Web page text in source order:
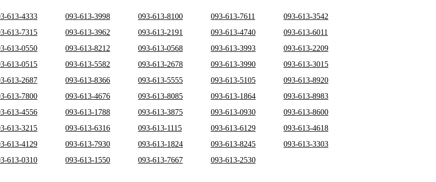
613-4333 093-613-3998 093-613-8100 093-613-7611
093-613-3542
613-7315
093-613-3962 093-613-2191 093-613-4740
093-613-6011
613-0550
093-613-8212 093-613-0568 093-613-3993
093-613-2209
613-0515
093-613-5582 093-613-2678 093-613-3990
093-613-3015
613-2687
093-613-8366 093-613-5555 093-613-5105
093-613-8920
613-7800
093-613-4676 093-613-8085 093-613-1864
093-613-8983
613-4556
093-613-1788 093-613-3875 093-613-0930
093-613-8600
613-3215
093-613-6316 093-613-1115 093-613-6129
093-613-4618
613-4129
093-613-7930 093-613-1824 093-613-8245
093-613-3303
613-0310
093-613-1550 093-613-7667 093-613-2530